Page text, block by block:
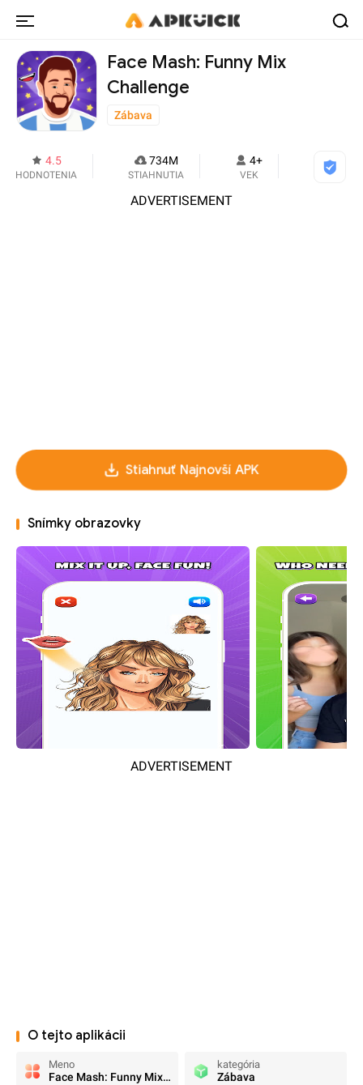
Face Mash: Funny Mix
Challenge
Zábava
4.5
HODNOTENIA
734M
STIAHNUTIA
4+
VEK
ADVERTISEMENT
Stiahnuť Najnovší APK
Snímky obrazovky
ADVERTISEMENT
O tejto aplikácii
Meno
Face Mash: Funny Mix Challenge
kategória
Zábava